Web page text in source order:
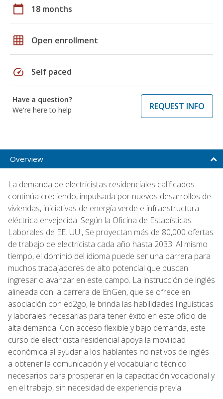
calendar_today 18 months
grid_on Open enrollment
speed Self paced
Have a question?
We're here to help
REQUEST INFO
Overview
La demanda de electricistas residenciales calificados
continúa creciendo, impulsada por nuevos desarrollos de
viviendas, iniciativas de energía verde e infraestructura
eléctrica envejecida. Según la Oficina de Estadísticas
Laborales de EE. UU., Se proyectan más de 80,000 ofertas
de trabajo de electricista cada año hasta 2033. Al mismo
tiempo, el dominio del idioma puede ser una barrera para
muchos trabajadores de alto potencial que buscan
ingresar o avanzar en este campo. La instrucción de inglés
alineada con la carrera de EnGen, que se ofrece en
asociación con ed2go, le brinda las habilidades lingüísticas
y laborales necesarias para tener éxito en este oficio de
alta demanda. Con acceso flexible y bajo demanda, este
curso de electricista residencial apoya la movilidad
económica al ayudar a los hablantes no nativos de inglés
a obtener la comunicación y el vocabulario técnico
necesarios para prosperar en la capacitación vocacional y
en el trabajo, sin necesidad de experiencia previa.